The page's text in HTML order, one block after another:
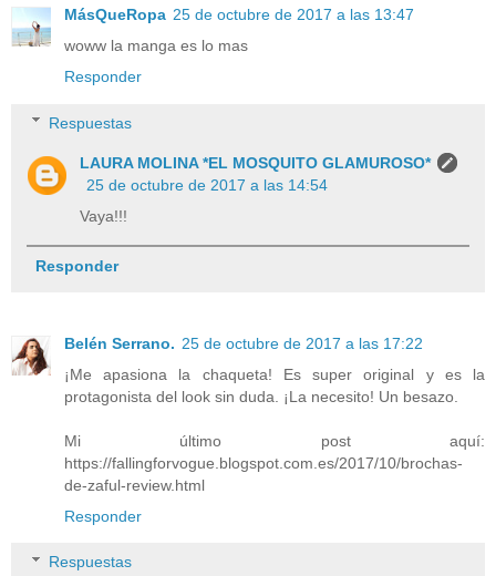
MásQueRopa 25 de octubre de 2017 a las 13:47
woww la manga es lo mas
Responder
Respuestas
LAURA MOLINA *EL MOSQUITO GLAMUROSO*
25 de octubre de 2017 a las 14:54
Vaya!!!
Responder
Belén Serrano. 25 de octubre de 2017 a las 17:22
¡Me apasiona la chaqueta! Es super original y es la
protagonista del look sin duda. ¡La necesito! Un besazo.
Mi último post aquí:
https://fallingforvogue.blogspot.com.es/2017/10/brochas-
de-zaful-review.html
Responder
Respuestas